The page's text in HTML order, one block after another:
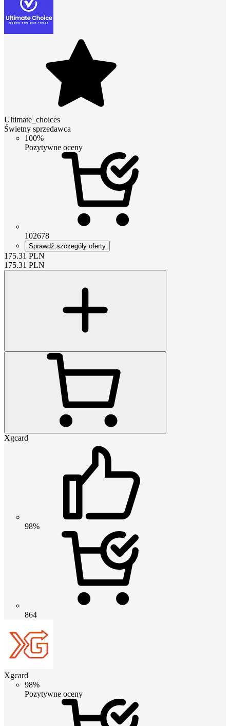
Ultimate_choices
Świetny sprzedawca
100%
Pozytywne oceny
102678
Sprawdź szczegóły oferty
175.31 PLN
175.31 PLN
Xgcard
98%
864
Xgcard
98%
Pozytywne oceny